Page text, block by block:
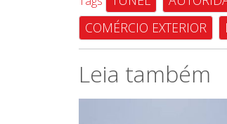
COMÉRCIO EXTERIOR
Leia também